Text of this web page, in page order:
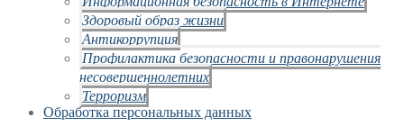
Здоровый образ жизни
Антикоррупция
Профилактика безопасности и правонарушения
несовершеннолетних
Терроризм
Обработка персональных данных